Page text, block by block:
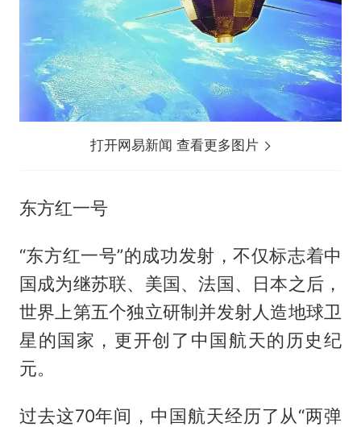
打开网易新闻 查看更多图片
东方红一号
“东方红一号”的成功发射，不仅标志着中
国成为继苏联、美国、法国、日本之后，
世界上第五个独立研制并发射人造地球卫
星的国家，更开创了中国航天的历史纪
元。
过去这70年间，中国航天经历了从“两弹